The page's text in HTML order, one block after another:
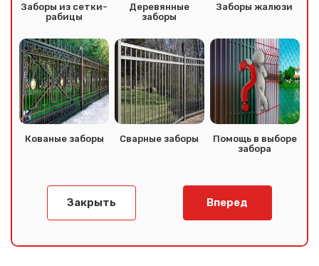
Заборы из сетки-
рабицы
Деревянные
заборы
Заборы жалюзи
Кованые заборы Сварные заборы
Помощь в выборе
забора
Закрыть Вперед
Сообщение успешно
отправлено